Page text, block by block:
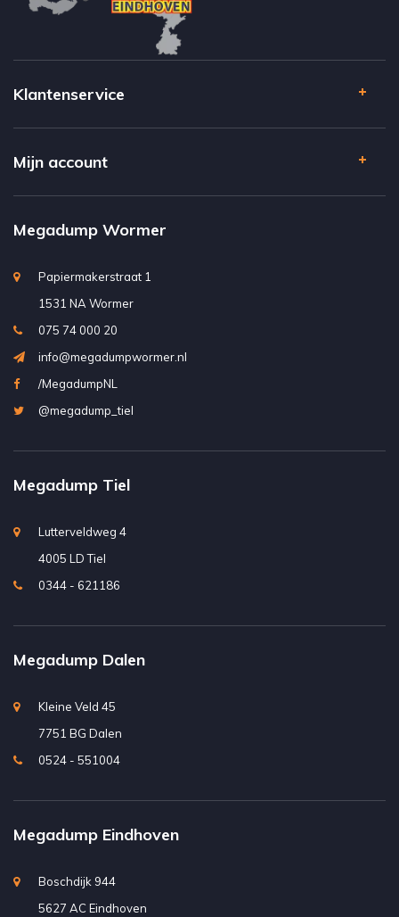
Klantenservice
Mijn account
Megadump Wormer
Papiermakerstraat 1
1531 NA Wormer
075 74 000 20
info@megadumpwormer.nl
/MegadumpNL
@megadump_tiel
Megadump Tiel
Lutterveldweg 4
4005 LD Tiel
0344 - 621186
Megadump Dalen
Kleine Veld 45
7751 BG Dalen
0524 - 551004
Megadump Eindhoven
Boschdijk 944
5627 AC Eindhoven